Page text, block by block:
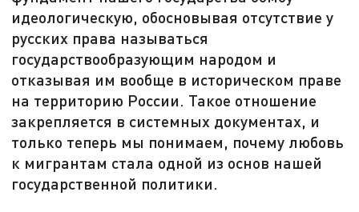
идеологическую, обосновывая отсутствие у
русских права называться
государствообразующим народом и
отказывая им вообще в историческом праве
на территорию России. Такое отношение
закрепляется в системных документах, и
только теперь мы понимаем, почему любовь
к мигрантам стала одной из основ нашей
государственной политики.